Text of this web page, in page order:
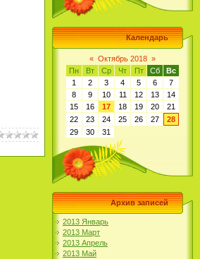
Календарь
« Октябрь 2018 »
Пн
Вт Ср Чт Пт Сб
Вс
1
2 3 4 5 6
7
8
9 10 11 12 13
14
15
16 17 18 19 20
21
22
23 24 25 26 27
28
29
30 31
Архив записей
2013 Январь
2013 Март
2013 Апрель
2013 Май